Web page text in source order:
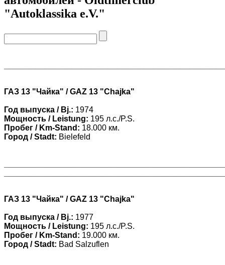
"Autoklassika e.V."
ГАЗ 13 "Чайка" / GAZ 13 "Chajka"
Год выпуска / Bj.: 1974
Мощность / Leistung: 195 л.с./P.S.
Пробег / Km-Stand: 18.000 км.
Город / Stadt: Bielefeld
ГАЗ 13 "Чайка" / GAZ 13 "Chajka"
Год выпуска / Bj.: 1977
Мощность / Leistung: 195 л.с./P.S.
Пробег / Km-Stand: 19.000 км.
Город / Stadt: Bad Salzuflen